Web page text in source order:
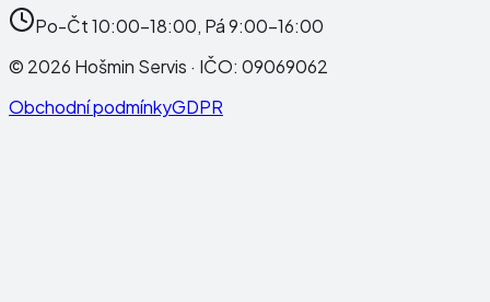
Po-Čt 10:00-18:00, Pá 9:00-16:00
© 2026 Hošmin Servis · IČO: 09069062
Obchodní podmínkyGDPR